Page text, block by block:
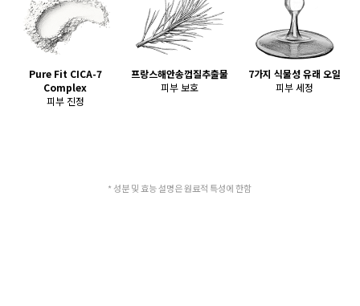
Pure Fit CICA-7
Complex
피부 진정
프랑스해안송껍질추출물
피부 보호
7가지 식물성 유래 오일
피부 세정
* 성분 및 효능 설명은 원료적 특성에 한함